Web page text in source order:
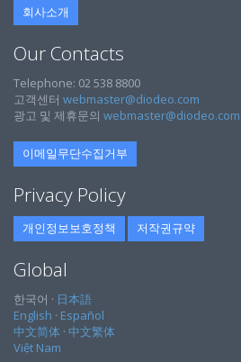
회사소개
Our Contacts
Telephone: 02 538 8800
고객센터 webmaster@diodeo.com
광고 및 제휴문의 webmaster@diodeo.com
이메일무단수집거부
Privacy Policy
개인정보보호정책 저작권규약
Global
한국어 · 日本語
English · Español
中文简体 · 中文繁体
Việt Nam